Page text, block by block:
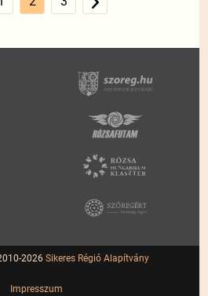
2026 Sikeres Régió Alapítvány
Impresszum